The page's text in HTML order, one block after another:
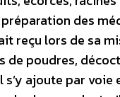
des
reçu lors de sa
de poudres,
ajoute par